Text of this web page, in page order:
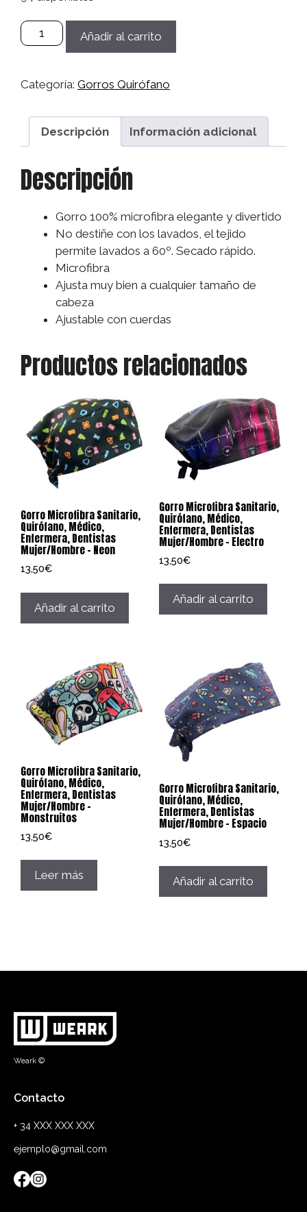
Gorro
Microfibra
Quirófano,
Enfermera,
Dentistas
Mujer/Hombre
Topos
Colores
cantidad
Añadir al carrito
Categoría: Gorros Quirófano
Descripción Información adicional
Descripción
Gorro 100% microfibra elegante y divertido
No destiñe con los lavados, el tejido
permite lavados a 60º. Secado rápido.
Microfibra
Ajusta muy bien a cualquier tamaño de
cabeza
Ajustable con cuerdas
Productos relacionados
Gorro Microfibra Sanitario,
Quirófano, Médico,
Enfermera, Dentistas
Mujer/Hombre – Neon
13,50€
Añadir al carrito
Gorro Microfibra Sanitario,
Quirófano, Médico,
Enfermera, Dentistas
Mujer/Hombre – Electro
13,50€
Añadir al carrito
Gorro Microfibra Sanitario,
Quirófano, Médico,
Enfermera, Dentistas
Mujer/Hombre –
Monstruitos
13,50€
Leer más
Gorro Microfibra Sanitario,
Quirófano, Médico,
Enfermera, Dentistas
Mujer/Hombre – Espacio
13,50€
Añadir al carrito
Weark ©
Contacto
+ 34 XXX XXX XXX
ejemplo@gmail.com